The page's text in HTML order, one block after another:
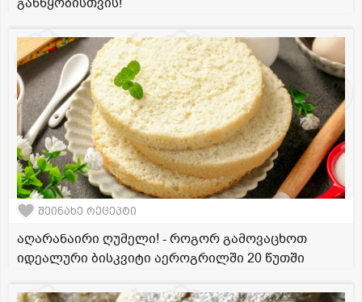
შეინახე რეცეპტი
აღარანაირი ღუმელი! - როგორ გამოვაცხოთ
იდეალური ბისკვიტი აეროგრილში 20 წუთში